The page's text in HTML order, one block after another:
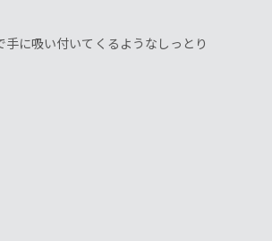
に吸い付いてくるようなしっとり